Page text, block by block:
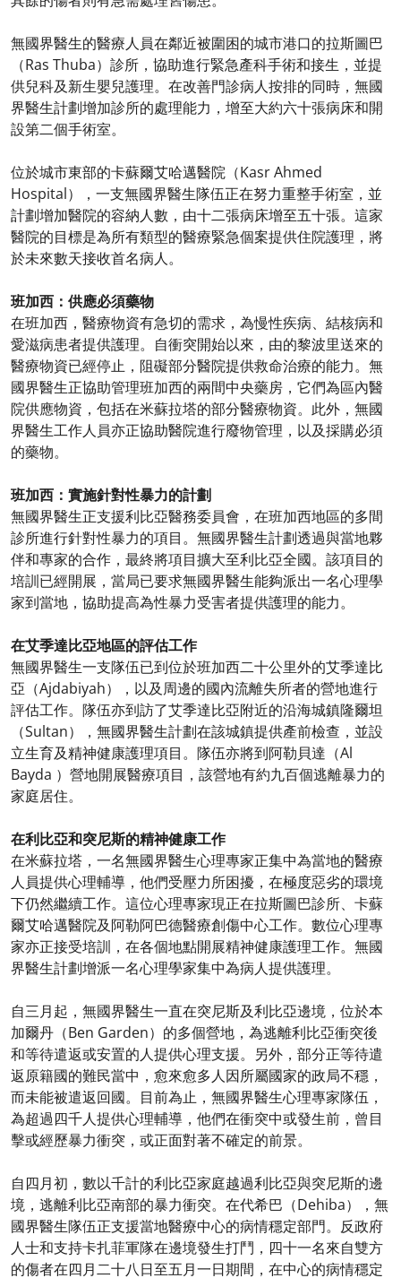
無國界醫生的醫療人員在鄰近被圍困的城市港口的拉斯圖巴
（Ras Thuba）診所，協助進行緊急產科手術和接生，並提
供兒科及新生嬰兒護理。在改善門診病人按排的同時，無國
界醫生計劃增加診所的處理能力，增至大約六十張病床和開
設第二個手術室。
位於城市東部的卡蘇爾艾哈邁醫院（Kasr Ahmed
Hospital），一支無國界醫生隊伍正在努力重整手術室，並
計劃增加醫院的容納人數，由十二張病床增至五十張。這家
醫院的目標是為所有類型的醫療緊急個案提供住院護理，將
於未來數天接收首名病人。
班加西：供應必須藥物
在班加西，醫療物資有急切的需求，為慢性疾病、結核病和
愛滋病患者提供護理。自衝突開始以來，由的黎波里送來的
醫療物資已經停止，阻礙部分醫院提供救命治療的能力。無
國界醫生正協助管理班加西的兩間中央藥房，它們為區內醫
院供應物資，包括在米蘇拉塔的部分醫療物資。此外，無國
界醫生工作人員亦正協助醫院進行廢物管理，以及採購必須
的藥物。
班加西：實施針對性暴力的計劃
無國界醫生正支援利比亞醫務委員會，在班加西地區的多間
診所進行針對性暴力的項目。無國界醫生計劃透過與當地夥
伴和專家的合作，最終將項目擴大至利比亞全國。該項目的
培訓已經開展，當局已要求無國界醫生能夠派出一名心理學
家到當地，協助提高為性暴力受害者提供護理的能力。
在艾季達比亞地區的評估工作
無國界醫生一支隊伍已到位於班加西二十公里外的艾季達比
亞（Ajdabiyah），以及周邊的國內流離失所者的營地進行
評估工作。隊伍亦到訪了艾季達比亞附近的沿海城鎮隆爾坦
（Sultan），無國界醫生計劃在該城鎮提供產前檢查，並設
立生育及精神健康護理項目。隊伍亦將到阿勒貝達（Al
Bayda ）營地開展醫療項目，該營地有約九百個逃離暴力的
家庭居住。
在利比亞和突尼斯的精神健康工作
在米蘇拉塔，一名無國界醫生心理專家正集中為當地的醫療
人員提供心理輔導，他們受壓力所困擾，在極度惡劣的環境
下仍然繼續工作。這位心理專家現正在拉斯圖巴診所、卡蘇
爾艾哈邁醫院及阿勒阿巴德醫療創傷中心工作。數位心理專
家亦正接受培訓，在各個地點開展精神健康護理工作。無國
界醫生計劃增派一名心理學家集中為病人提供護理。
自三月起，無國界醫生一直在突尼斯及利比亞邊境，位於本
加爾丹（Ben Garden）的多個營地，為逃離利比亞衝突後
和等待遣返或安置的人提供心理支援。另外，部分正等待遣
返原籍國的難民當中，愈來愈多人因所屬國家的政局不穩，
而未能被遣返回國。目前為止，無國界醫生心理專家隊伍，
為超過四千人提供心理輔導，他們在衝突中或發生前，曾目
擊或經歷暴力衝突，或正面對著不確定的前景。
自四月初，數以千計的利比亞家庭越過利比亞與突尼斯的邊
境，逃離利比亞南部的暴力衝突。在代希巴（Dehiba），無
國界醫生隊伍正支援當地醫療中心的病情穩定部門。反政府
人士和支持卡扎菲軍隊在邊境發生打鬥，四十一名來自雙方
的傷者在四月二十八日至五月一日期間，在中心的病情穩定